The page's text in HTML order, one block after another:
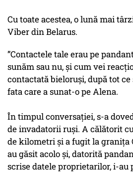
Cu toate acestea, o lună mai
Viber din Belarus.
”Contactele tale erau pe
sunăm sau nu, și cum vei
contactată bieloruși, după tot ce
fata care a sunat-o pe Alena.
În timpul conversației, s-a
de invadatorii ruși. A călătorit
de kilometri și a fugit la granița
au găsit acolo și, datorită
scrise datele proprietarilor, i-au